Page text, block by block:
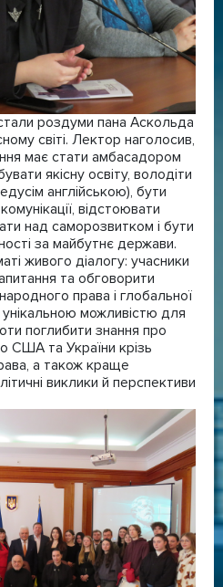
роздуми пана Аскольда
світі. Лектор наголосив,
має стати амбасадором
якісну освіту, володіти
англійською), бути
відстоювати
над саморозвитком і бути
за майбутнє держави.
живого діалогу: учасники
та обговорити
права і глобальної
можливістю для
поглибити знання про
США та України крізь
а також краще
виклики й перспективи